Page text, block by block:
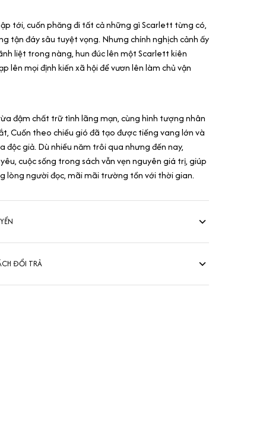
tới, cuốn phăng đi tất cả những gì Scarlett từng có,
tận đáy sâu tuyệt vọng. Nhưng chính nghịch cảnh ấy
liệt trong nàng, hun đúc lên một Scarlett kiên
lên mọi định kiến xã hội để vươn lên làm chủ vận
đậm chất trữ tình lãng mạn, cùng hình tượng nhân
Cuốn theo chiều gió đã tạo được tiếng vang lớn và
độc giả. Dù nhiều năm trôi qua nhưng đến nay,
cuộc sống trong sách vẫn vẹn nguyên giá trị, giúp
lòng người đọc, mãi mãi trường tồn với thời gian.
ĐỔI TRẢ